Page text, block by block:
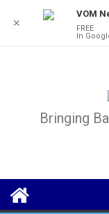
Bringing
✕
VOM
FREE
In